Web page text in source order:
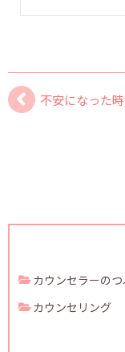
不安になった
カウンセラーのつ
カウンセリング